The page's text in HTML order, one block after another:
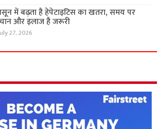
में बढ़ता है हेपेटाइटिस का खतरा, समय पर
और इलाज है जरूरी
27, 2026